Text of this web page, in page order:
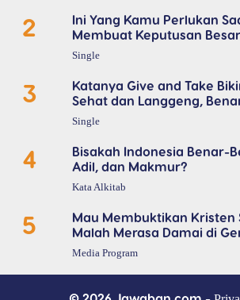
2
Ini Yang Kamu Perlukan
Membuat Keputusan
Single
3
Katanya Give and Take
Sehat dan Langgeng,
Single
4
Bisakah Indonesia Benar-
Adil, dan Makmur?
Kata Alkitab
5
Mau Membuktikan Kristen
Malah Merasa Damai di
Media Program